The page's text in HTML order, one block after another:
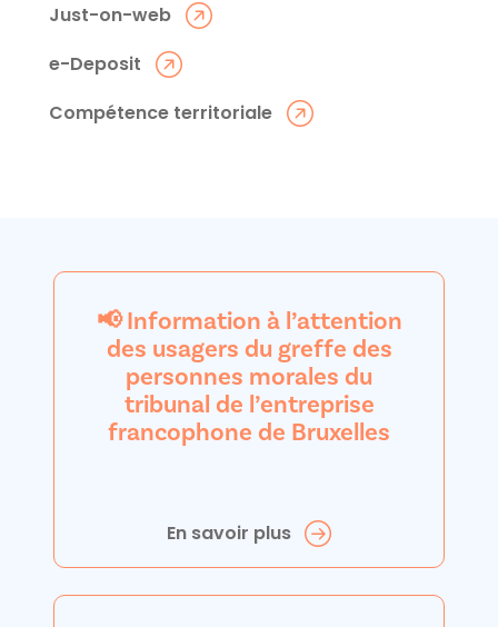
Just-on-web
e-Deposit
Compétence territoriale
📢 Information à l’attention
des usagers du greffe des
personnes morales du
tribunal de l’entreprise
francophone de Bruxelles
En savoir plus